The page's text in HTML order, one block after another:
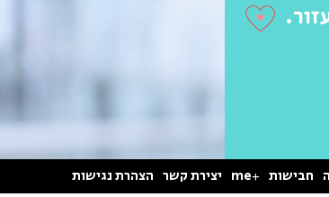
חבישות +me יצירת קשר הצהרת נגישות